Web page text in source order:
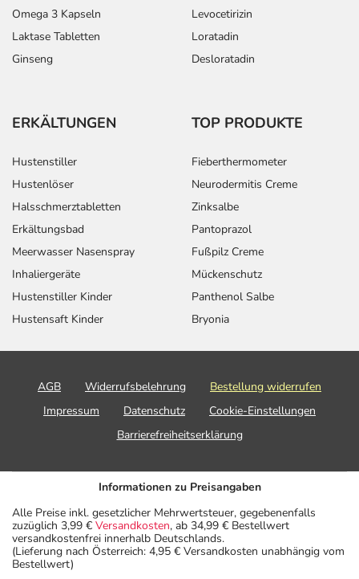
Omega 3 Kapseln
Laktase Tabletten
Ginseng
Levocetirizin
Loratadin
Desloratadin
ERKÄLTUNGEN
Hustenstiller
Hustenlöser
Halsschmerztabletten
Erkältungsbad
Meerwasser Nasenspray
Inhaliergeräte
Hustenstiller Kinder
Hustensaft Kinder
TOP PRODUKTE
Fieberthermometer
Neurodermitis Creme
Zinksalbe
Pantoprazol
Fußpilz Creme
Mückenschutz
Panthenol Salbe
Bryonia
AGB Widerrufsbelehrung
Bestellung widerrufen
Impressum
Datenschutz
Cookie-Einstellungen
Barrierefreiheitserklärung
Informationen zu Preisangaben
Alle Preise inkl. gesetzlicher Mehrwertsteuer, gegebenenfalls
zuzüglich 3,99 € Versandkosten, ab 34,99 € Bestellwert
versandkostenfrei innerhalb Deutschlands.
(Lieferung nach Österreich: 4,95 € Versandkosten unabhängig vom
Bestellwert)